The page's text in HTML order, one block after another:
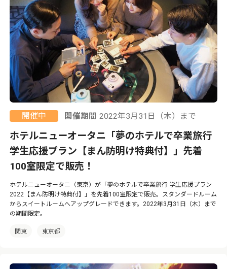
開催中 開催期間 2022年3月31日（木）まで
ホテルニューオータニ「夢のホテルで卒業旅行
学生応援プラン【まん防明け特典付】」先着
100室限定で販売！
ホテルニューオータニ（東京）が「夢のホテルで卒業旅行 学生応援プラン
2022【まん防明け特典付】」を先着100室限定で販売。スタンダードルーム
からスイートルームへアップグレードできます。2022年3月31日（木）まで
の期間限定。
関東 東京都